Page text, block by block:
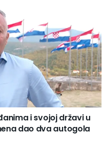
i svojoj državi u
dao dva autogola